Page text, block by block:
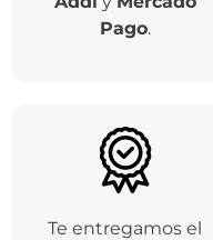
Pago.
Te entregamos el